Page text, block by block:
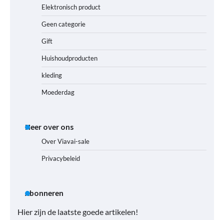
Elektronisch product
Geen categorie
Gift
Huishoudproducten
kleding
Moederdag
Meer over ons
Over Viavai-sale
Privacybeleid
Abonneren
Hier zijn de laatste goede artikelen!